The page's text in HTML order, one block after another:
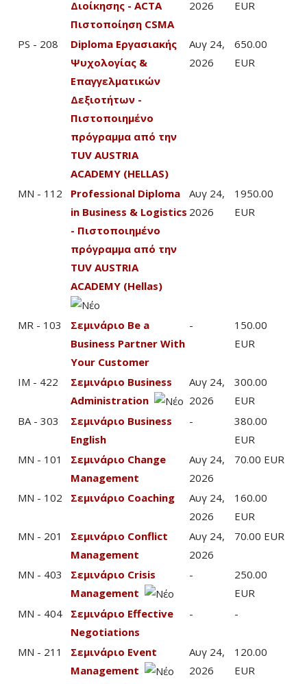
Διοίκησης - ACTA
Πιστοποίηση CSMA
2026
EUR
PS - 208
Diploma Εργασιακής
Ψυχολογίας &
Επαγγελματικών
Δεξιοτήτων -
Πιστοποιημένο
πρόγραμμα από την
TUV AUSTRIA
ACADEMY (HELLAS)
Αυγ 24,
2026
650.00
EUR
MN - 112
Professional Diploma
in Business & Logistics
- Πιστοποιημένο
πρόγραμμα από την
TUV AUSTRIA
ACADEMY (Hellas)
Αυγ 24,
2026
1950.00
EUR
MR - 103
Σεμινάριο Be a
Business Partner With
Your Customer
-
150.00
EUR
IM - 422
Σεμινάριο Business
Administration
Αυγ 24,
2026
300.00
EUR
BA - 303
Σεμινάριο Business
English
-
380.00
EUR
MN - 101
Σεμινάριο Change
Management
Αυγ 24,
2026
70.00 EUR
MN - 102 Σεμινάριο Coaching
Αυγ 24,
2026
160.00
EUR
MN - 201
Σεμινάριο Conflict
Management
Αυγ 24,
2026
70.00 EUR
MN - 403
Σεμινάριο Crisis
Management
-
250.00
EUR
MN - 404
Σεμινάριο Effective
Negotiations
- -
MN - 211
Σεμινάριο Event
Management
Αυγ 24,
2026
120.00
EUR